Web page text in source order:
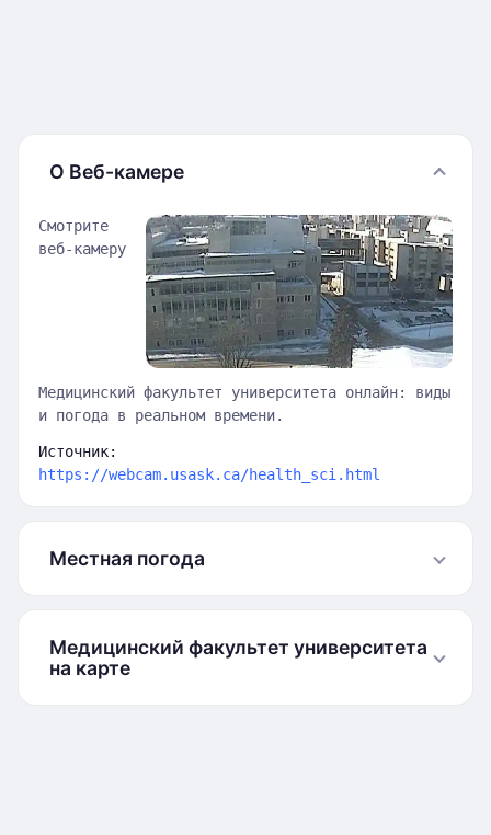
О Веб-камере
Смотрите
веб-камеру
Медицинский факультет университета онлайн: виды
и погода в реальном времени.
Источник:
https://webcam.usask.ca/health_sci.html
Местная погода
Медицинский факультет университета
на карте